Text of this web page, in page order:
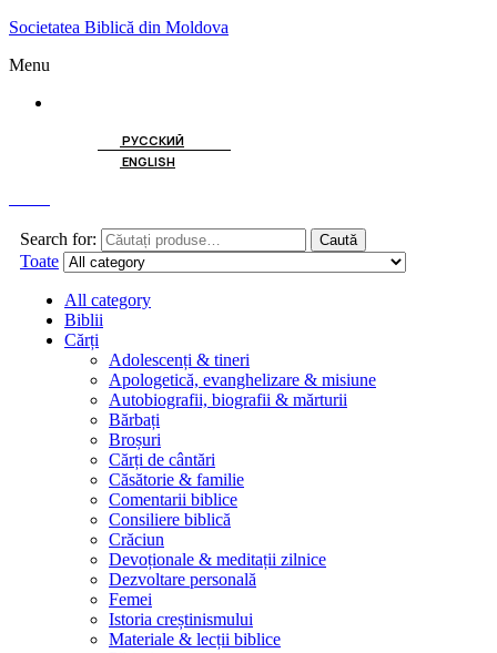
Societatea Biblică din Moldova
Menu
РУССКИЙ
ENGLISH
Search for: Caută
Toate
All category
Biblii
Cărți
Adolescenți & tineri
Apologetică, evanghelizare & misiune
Autobiografii, biografii & mărturii
Bărbați
Broșuri
Cărți de cântări
Căsătorie & familie
Comentarii biblice
Consiliere biblică
Crăciun
Devoționale & meditații zilnice
Dezvoltare personală
Femei
Istoria creștinismului
Materiale & lecții biblice